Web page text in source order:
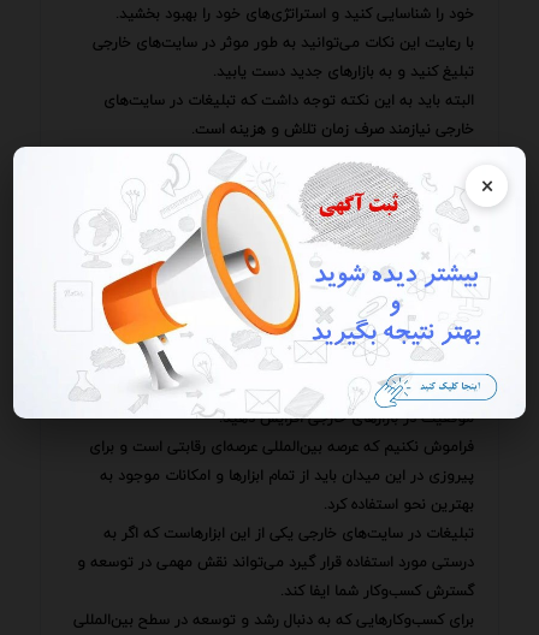
×
خود را شناسایی کنید و استراتژی‌های خود را بهبود بخشید.
با رعایت این نکات می‌توانید به طور موثر در سایت‌های خارجی
تبلیغ کنید و به بازارهای جدید دست یابید.
البته باید به این نکته توجه داشت که تبلیغات در سایت‌های
خارجی نیازمند صرف زمان تلاش و هزینه است.
اما اگر با دقت و برنامه‌ریزی عمل کنید می‌توانید نتایج مطلوبی را
کسب کنید.
ذکر این نکته ضروری است که موفقیت در تبلیغات بین‌المللی
نیازمند یک رویکرد جامع و یکپارچه است.
این رویکرد باید شامل تحقیقات بازار دقیق انتخاب پلتفرم‌های
تبلیغاتی مناسب طراحی پیام‌های تبلیغاتی جذاب و متقاعدکننده
بهینه‌سازی سایت و محتوا برای موتورهای جستجو استفاده از
شبکه‌های اجتماعی و ارزیابی مداوم عملکرد کمپین‌ها باشد.
با اتخاذ چنین رویکردی می‌توانید شانس خود را برای دستیابی به
موفقیت در بازارهای خارجی افزایش دهید.
فراموش نکنیم که عرصه بین‌المللی عرصه‌ای رقابتی است و برای
پیروزی در این میدان باید از تمام ابزارها و امکانات موجود به
بهترین نحو استفاده کرد.
تبلیغات در سایت‌های خارجی یکی از این ابزارهاست که اگر به
درستی مورد استفاده قرار گیرد می‌تواند نقش مهمی در توسعه و
گسترش کسب‌وکار شما ایفا کند.
برای کسب‌وکارهایی که به دنبال رشد و توسعه در سطح بین‌المللی